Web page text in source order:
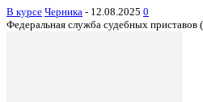
В курсе Черника - 12.08.2025 0
Федеральная служба судебных